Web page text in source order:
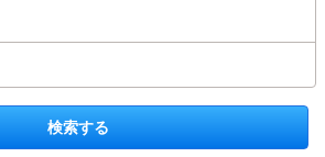
検索する